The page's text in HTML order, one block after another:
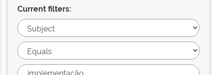
Current filters: